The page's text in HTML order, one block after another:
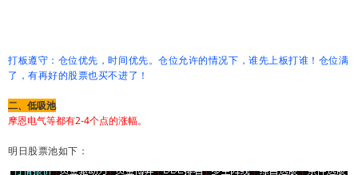
打板遵守：仓位优先，时间优先。仓位允许的情况下，谁先上板打谁！仓位满
了，有再好的股票也买不进了！
二、低吸池
摩恩电气等都有2-4个点的涨幅。
明日股票池如下：